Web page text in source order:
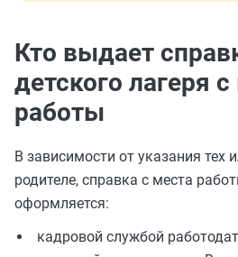
Кто выдает
детского лагеря
работы
В зависимости от указания тех
родителе, справка с места
оформляется:
кадровой службой